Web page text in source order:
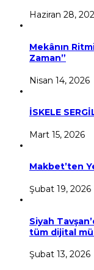
Haziran 28,
Mekânın
Zaman”
Nisan 14, 2026
İSKELE
Mart 15, 2026
Makbet’ten
Şubat 19, 2026
Siyah
tüm dijital
Şubat 13, 2026